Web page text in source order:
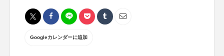
Googleカレンダーに追加